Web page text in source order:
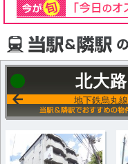
北大路
地下鉄烏丸線